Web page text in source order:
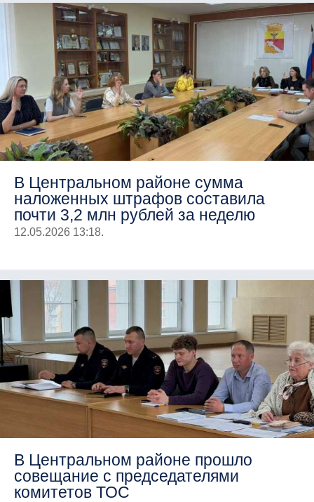
В Центральном районе сумма
наложенных штрафов составила
почти 3,2 млн рублей за неделю
12.05.2026 13:18.
В Центральном районе прошло
совещание с председателями
комитетов ТОС